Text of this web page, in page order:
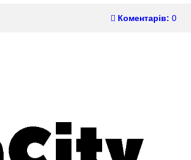
Коментарів: 0